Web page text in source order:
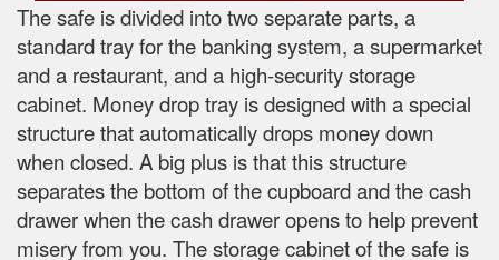
The safe is divided into two separate parts, a
standard tray for the banking system, a supermarket
and a restaurant, and a high-security storage
cabinet. Money drop tray is designed with a special
structure that automatically drops money down
when closed. A big plus is that this structure
separates the bottom of the cupboard and the cash
drawer when the cash drawer opens to help prevent
misery from you. The storage cabinet of the safe is